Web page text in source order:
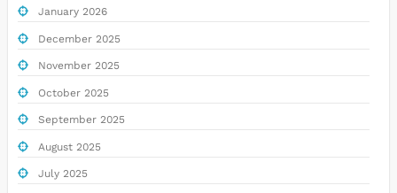
January 2026
December 2025
November 2025
October 2025
September 2025
August 2025
July 2025